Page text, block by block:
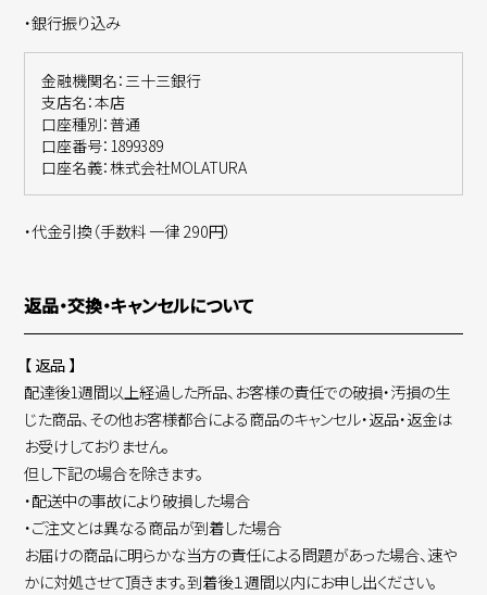
・銀行振り込み
金融機関名：三十三銀行
支店名：本店
口座種別：普通
口座番号：1899389
口座名義：株式会社MOLATURA
・代金引換（手数料 一律 290円）
返品・交換・キャンセルについて
【 返品 】
配達後1週間以上経過した所品、お客様の責任での破損・汚損の生
じた商品、その他お客様都合による商品のキャンセル・返品・返金は
お受けしておりません。
但し下記の場合を除きます。
・配送中の事故により破損した場合
・ご注文とは異なる商品が到着した場合
お届けの商品に明らかな当方の責任による問題があった場合、速や
かに対処させて頂きます。到着後１週間以内にお申し出ください。